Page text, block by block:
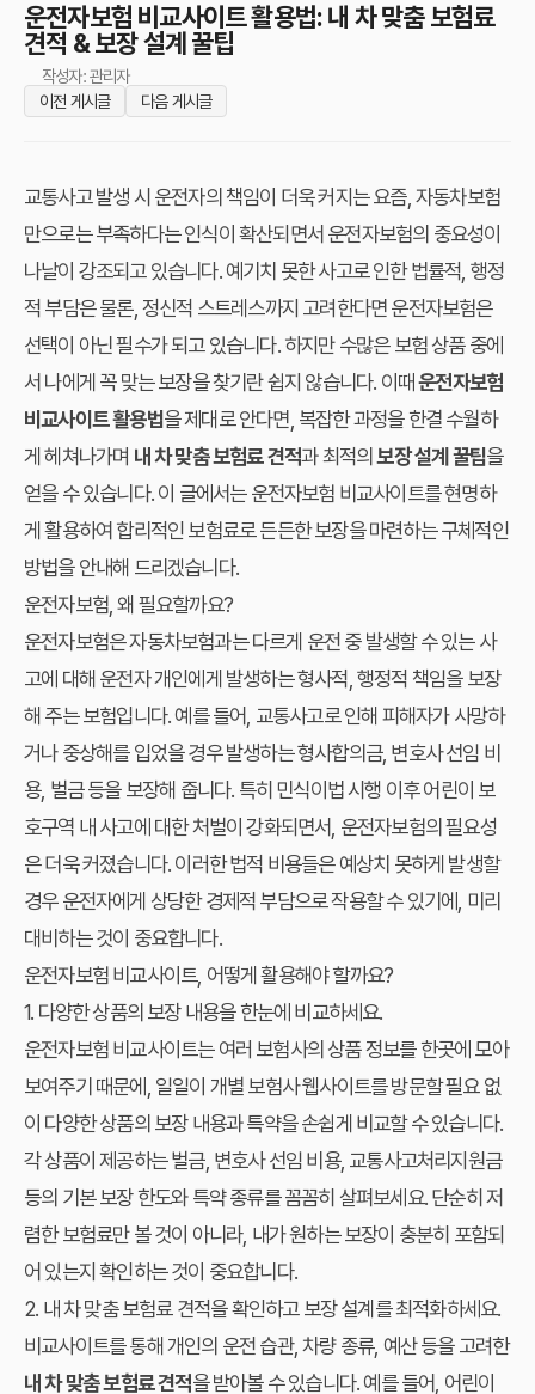
운전자보험 비교사이트 활용법: 내 차 맞춤 보험료
견적 & 보장 설계 꿀팁
작성자: 관리자
이전 게시글
다음 게시글
교통사고 발생 시 운전자의 책임이 더욱 커지는 요즘, 자동차보험
만으로는 부족하다는 인식이 확산되면서 운전자보험의 중요성이
나날이 강조되고 있습니다. 예기치 못한 사고로 인한 법률적, 행정
적 부담은 물론, 정신적 스트레스까지 고려한다면 운전자보험은
선택이 아닌 필수가 되고 있습니다. 하지만 수많은 보험 상품 중에
서 나에게 꼭 맞는 보장을 찾기란 쉽지 않습니다. 이때운전자보험
비교사이트 활용법을 제대로 안다면, 복잡한 과정을 한결 수월하
게 헤쳐나가며 내 차 맞춤 보험료 견적과 최적의보장 설계 꿀팁을
얻을 수 있습니다. 이 글에서는 운전자보험 비교사이트를 현명하
게 활용하여 합리적인 보험료로 든든한 보장을 마련하는 구체적인
방법을 안내해 드리겠습니다.
운전자보험, 왜 필요할까요?
운전자보험은 자동차보험과는 다르게 운전 중 발생할 수 있는 사
고에 대해 운전자 개인에게 발생하는 형사적, 행정적 책임을 보장
해 주는 보험입니다. 예를 들어, 교통사고로 인해 피해자가 사망하
거나 중상해를 입었을 경우 발생하는 형사합의금, 변호사 선임 비
용, 벌금 등을 보장해 줍니다. 특히 민식이법 시행 이후 어린이 보
호구역 내 사고에 대한 처벌이 강화되면서, 운전자보험의 필요성
은 더욱 커졌습니다. 이러한 법적 비용들은 예상치 못하게 발생할
경우 운전자에게 상당한 경제적 부담으로 작용할 수 있기에, 미리
대비하는 것이 중요합니다.
운전자보험 비교사이트, 어떻게 활용해야 할까요?
1. 다양한 상품의 보장 내용을 한눈에 비교하세요.
운전자보험 비교사이트는 여러 보험사의 상품 정보를 한곳에 모아
보여주기 때문에, 일일이 개별 보험사 웹사이트를 방문할 필요 없
이 다양한 상품의 보장 내용과 특약을 손쉽게 비교할 수 있습니다.
각 상품이 제공하는 벌금, 변호사 선임 비용, 교통사고처리지원금
등의 기본 보장 한도와 특약 종류를 꼼꼼히 살펴보세요. 단순히 저
렴한 보험료만 볼 것이 아니라, 내가 원하는 보장이 충분히 포함되
어 있는지 확인하는 것이 중요합니다.
2. 내 차 맞춤 보험료 견적을 확인하고 보장 설계를 최적화하세요.
비교사이트를 통해 개인의 운전 습관, 차량 종류, 예산 등을 고려한
내 차 맞춤 보험료 견적을 받아볼 수 있습니다. 예를 들어, 어린이